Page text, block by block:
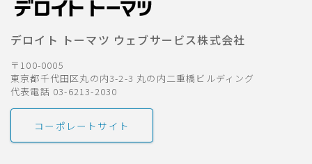
デロイト トーマツ ウェブサービス株式会社
〒100-0005
東京都千代田区丸の内3-2-3 丸の内二重橋ビルディング
代表電話 03-6213-2030
コーポレートサイト